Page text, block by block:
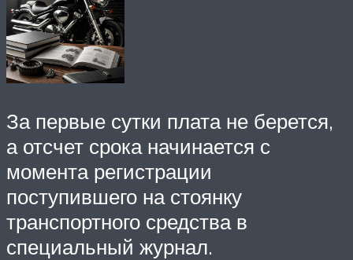
За первые сутки плата не берется,
а отсчет срока начинается с
момента регистрации
поступившего на стоянку
транспортного средства в
специальный журнал.